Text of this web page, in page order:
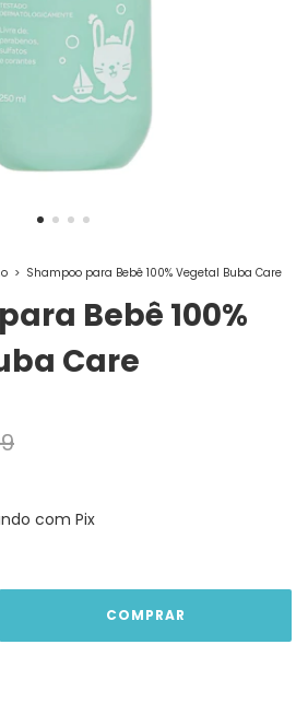
> Shampoo para Bebê 100% Vegetal Buba Care
Bebê 100%
Care
com Pix